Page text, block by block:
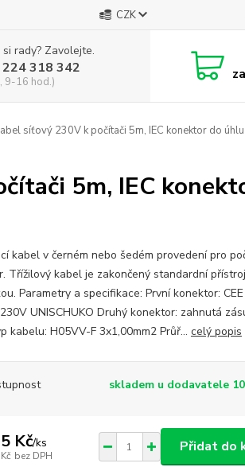
CZK
rady? Zavolejte.
318 342
9-16 hod.) za
síťový 230V k počítači 5m, IEC konektor do
5m, IEC
kabel v černém nebo šedém provedení pro
Třížilový kabel je zakončený standardní
Parametry a specifikace: První konektor:
UNISCHUKO Druhý konektor: zahnutá
kabelu: H05VV-F 3x1,00mm2 Průř... celý popis
skladem u dodavatele
Kč/ks
bez DPH
Přidat do